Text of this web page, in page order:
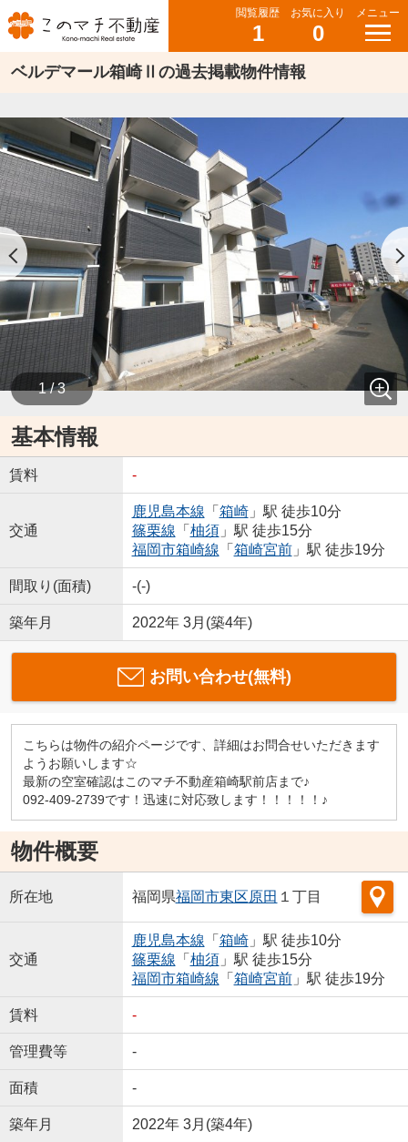
閲覧履歴
1
お気に入り
0
メニュー
ベルデマール箱崎Ⅱの過去掲載物件情報
1 / 3
基本情報
賃料 -
交通
鹿児島本線 「 箱崎」駅 徒歩10分
篠栗線 「 柚須」駅 徒歩15分
福岡市箱崎線 「 箱崎宮前」駅 徒歩19分
間取り(面積) -(-)
築年月 2022年 3月(築4年)
お問い合わせ(無料)
こちらは物件の紹介ページです、詳細はお問合せいただきます
ようお願いします☆
最新の空室確認はこのマチ不動産箱崎駅前店まで♪
092-409-2739です！迅速に対応致します！！！！！♪
物件概要
所在地 福岡県福岡市東区原田 １丁目
交通
鹿児島本線 「 箱崎」駅 徒歩10分
篠栗線 「 柚須」駅 徒歩15分
福岡市箱崎線 「 箱崎宮前」駅 徒歩19分
賃料 -
管理費等 -
面積 -
築年月 2022年 3月(築4年)